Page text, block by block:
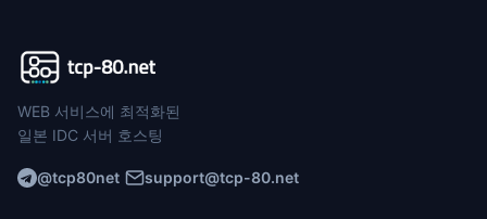
WEB 서비스에 최적화된
일본 IDC 서버 호스팅
@tcp80net support@tcp-80.net